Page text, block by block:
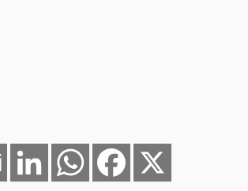
Facebook
WhatsApp
LinkedIn
Email